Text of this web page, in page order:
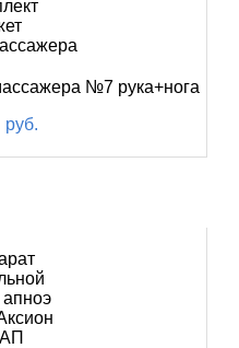
№7 рука+нога
руб.